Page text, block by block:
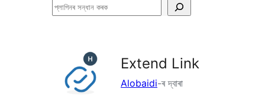
প্লাগিনৰ
Extend Link
Alobaidi-ৰ দ্বাৰা